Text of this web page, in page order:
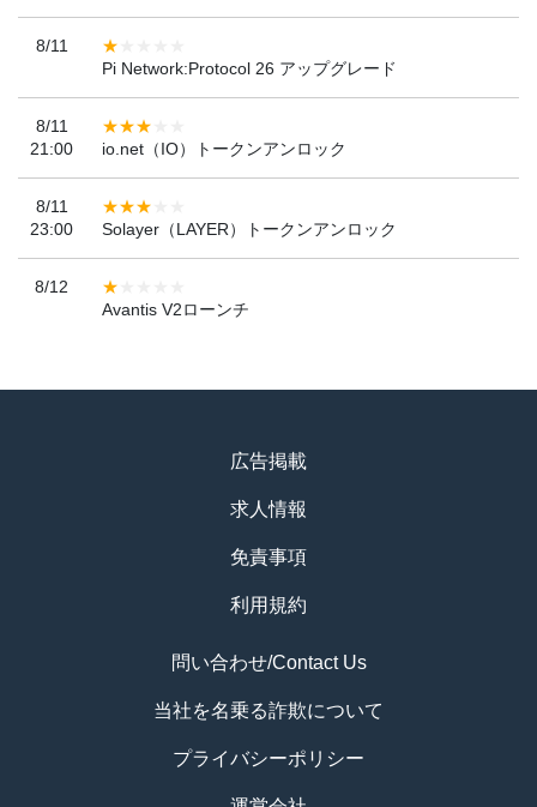
8/11
Pi Network:Protocol 26 アップグレード
8/11
21:00
io.net（IO）トークンアンロック
8/11
23:00
Solayer（LAYER）トークンアンロック
8/12
Avantis V2ローンチ
広告掲載
求人情報
免責事項
利用規約
問い合わせ/Contact Us
当社を名乗る詐欺について
プライバシーポリシー